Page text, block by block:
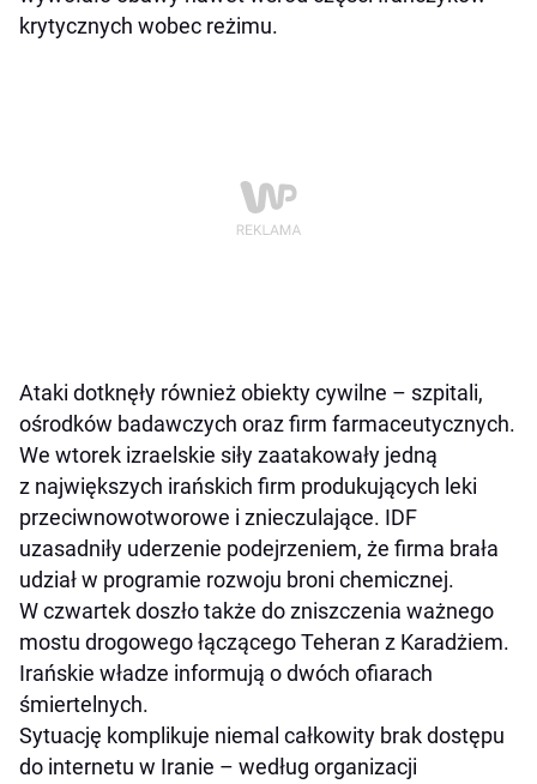
krytycznych wobec reżimu.
Ataki dotknęły również obiekty cywilne – szpitali,
ośrodków badawczych oraz firm farmaceutycznych.
We wtorek izraelskie siły zaatakowały jedną
z największych irańskich firm produkujących leki
przeciwnowotworowe i znieczulające. IDF
uzasadniły uderzenie podejrzeniem, że firma brała
udział w programie rozwoju broni chemicznej.
W czwartek doszło także do zniszczenia ważnego
mostu drogowego łączącego Teheran z Karadżiem.
Irańskie władze informują o dwóch ofiarach
śmiertelnych.
Sytuację komplikuje niemal całkowity brak dostępu
do internetu w Iranie – według organizacji